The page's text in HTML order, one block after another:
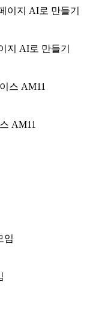
지 AI로 만들기
AM11